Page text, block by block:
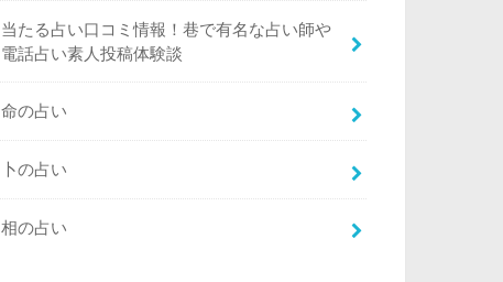
当たる占い口コミ情報！巷で有名な占い師や
電話占い素人投稿体験談
命の占い
卜の占い
相の占い